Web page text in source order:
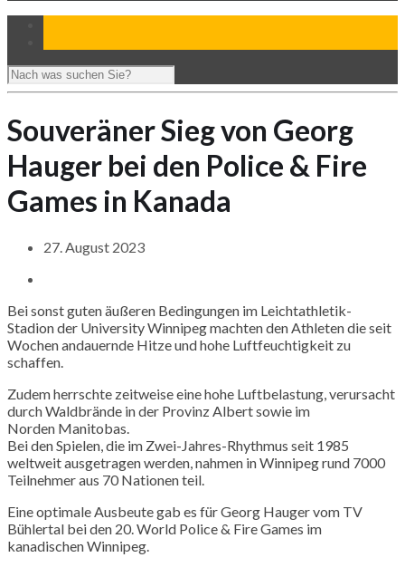
Souveräner Sieg von Georg
Hauger bei den Police & Fire
Games in Kanada
27. August 2023
Bei sonst guten äußeren Bedingungen im Leichtathletik-
Stadion der UniversityWinnipegmachten den Athleten die seit
Wochen andauernde Hitze und hohe Luftfeuchtigkeit zu
schaffen.
Zudem herrschte zeitweise eine hohe Luftbelastung, verursacht
durch Waldbrände in der Provinz Albert sowie im
Norden Manitobas.
Bei den Spielen, die im Zwei-Jahres-Rhythmus seit 1985
weltweit ausgetragen werden, nahmen inWinnipegrund 7000
Teilnehmer aus 70 Nationen teil.
Eine optimale Ausbeute gab es für Georg Haugervom TV
Bühlertal bei den 20. World Police & FireGames im
kanadischenWinnipeg.